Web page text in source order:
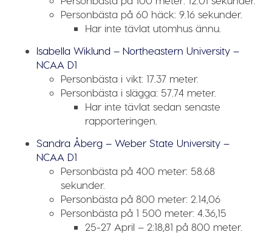
Personbästa på 60 häck:9.16 sekunder.
Har inte tävlat utomhus ännu.
Isabella Wiklund – Northeastern University –
NCAA D1
Personbästa i vikt: 17.37 meter.
Personbästa i slägga: 57.74 meter.
Har inte tävlat sedan senaste
rapporteringen.
Sandra Åberg – Weber State University –
NCAA D1
Personbästa på 400 meter: 58.68
sekunder.
Personbästa på 800 meter:2.14,06
Personbästa på 1 500 meter:4.36,15
25-27 April – 2:18,81 på 800 meter.